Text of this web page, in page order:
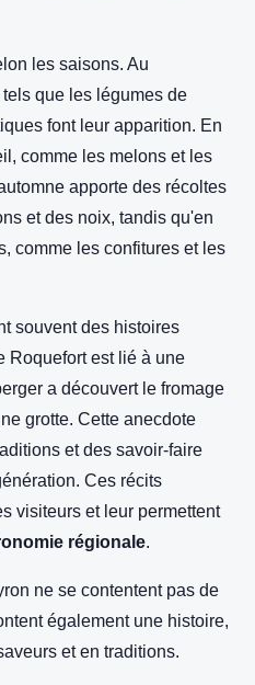
les saisons. Au
que les légumes de
font leur apparition. En
comme les melons et les
apporte des récoltes
et des noix, tandis qu'en
comme les confitures et les
souvent des histoires
Roquefort est lié à une
a découvert le fromage
grotte. Cette anecdote
et des savoir-faire
Ces récits
visiteurs et leur permettent
régionale.
ne se contentent pas de
également une histoire,
et en traditions.